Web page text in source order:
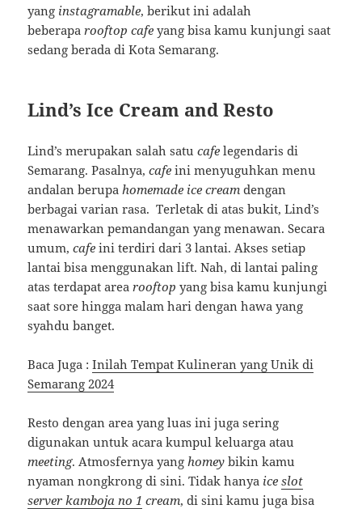
yang instagramable, berikut ini adalah
beberaparooftop cafe yang bisa kamu kunjungi saat
sedang berada di Kota Semarang.
Lind’s Ice Cream and Resto
Lind’s merupakan salah satucafe legendaris di
Semarang. Pasalnya,cafe ini menyuguhkan menu
andalan berupa homemade ice creamdengan
berbagai varian rasa. Terletak di atas bukit, Lind’s
menawarkan pemandangan yang menawan. Secara
umum,cafe ini terdiri dari 3 lantai. Akses setiap
lantai bisa menggunakan lift. Nah, di lantai paling
atas terdapat arearooftop yang bisa kamu kunjungi
saat sore hingga malam hari dengan hawa yang
syahdu banget.
Baca Juga :Inilah Tempat Kulineran yang Unik di
Semarang 2024
Resto dengan area yang luas ini juga sering
digunakan untuk acara kumpul keluarga atau
meeting. Atmosfernya yang homey bikin kamu
nyaman nongkrong di sini. Tidak hanya iceslot
server kamboja no 1 cream, di sini kamu juga bisa